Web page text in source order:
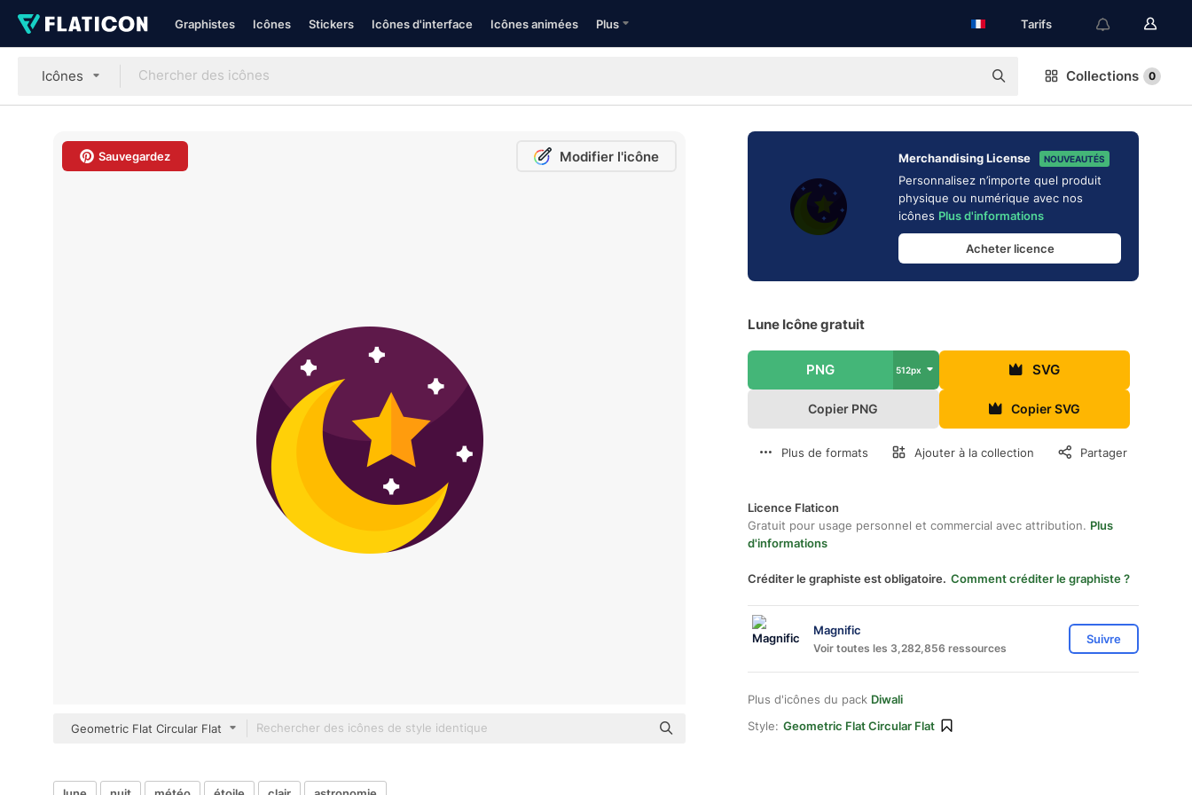
Graphistes Icônes Stickers Icônes d'interface Icônes animées Plus Tarifs
Icônes Collections 0
Sauvegardez Modifier l'icône
Geometric Flat Circular Flat
Merchandising License NOUVEAUTÉS
Personnalisez n’importe quel produit
physique ou numérique avec nos
icônes Plus d'informations
Acheter licence
Lune Icône gratuit
PNG 512px SVG
Copier PNG Copier SVG
Plus de formats Ajouter à la collection Partager
Licence Flaticon
Gratuit pour usage personnel et commercial avec attribution. Plus
d'informations
Créditer le graphiste est obligatoire. Comment créditer le graphiste ?
Magnific
Voir toutes les 3,282,856 ressources
Suivre
Plus d'icônes du pack Diwali
Style: Geometric Flat Circular Flat